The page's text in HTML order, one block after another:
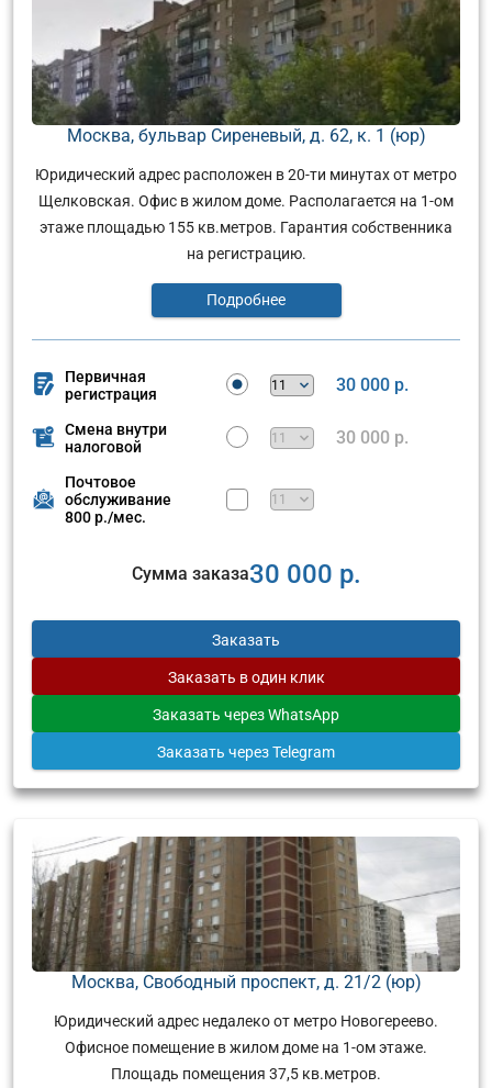
Москва, бульвар Сиреневый, д. 62, к. 1 (юр)
Юридический адрес расположен в 20-ти минутах от метро
Щелковская. Офис в жилом доме. Располагается на 1-ом
этаже площадью 155 кв.метров. Гарантия собственника
на регистрацию.
Подробнее
Первичная
регистрация
30 000 р.
Смена внутри
налоговой
30 000 р.
Почтовое
обслуживание
800 р./мес.
Сумма заказа30 000 р.
Заказать
Заказать в один клик
Заказать через WhatsApp
Заказать через Telegram
Москва, Свободный проспект, д. 21/2 (юр)
Юридический адрес недалеко от метро Новогереево.
Офисное помещение в жилом доме на 1-ом этаже.
Площадь помещения 37,5 кв.метров.